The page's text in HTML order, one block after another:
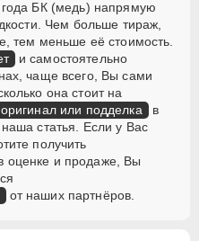
БК (медь) напрямую
Чем больше тираж,
тем меньше её стоимость.
и самостоятельно
чаще всего, Вы сами
она стоит на
или подделка в
статья. Если у Вас
получить
оценке и продаже, Вы
от наших партнёров.